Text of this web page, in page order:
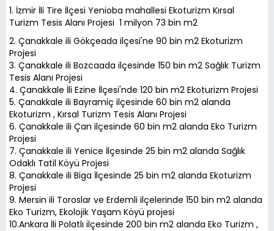
1. İzmir İli Tire İlçesi Yenioba mahallesi Ekoturizm Kırsal
Turizm Tesis Alanı Projesi 1 milyon 73 bin m2
2. Çanakkale ili Gökçeada ilçesi'ne 90 bin m2 Ekoturizm
Projesi
3. Çanakkale ili Bozcaada ilçesinde 150 bin m2 Sağlık Turizm
Tesis Alanı Projesi
4. Çanakkale İli Ezine İlçesi'nde 120 bin m2 Ekoturizm Projesi
5. Çanakkale ili Bayramiç ilçesinde 60 bin m2 alanda
Ekoturizm , Kırsal Turizm Tesis Alanı Projesi
6. Çanakkale ili Çan ilçesinde 60 bin m2 alanda Eko Turizm
Projesi
7. Çanakkale ili Yenice İlçesinde 25 bin m2 alanda Sağlık
Odaklı Tatil Köyü Projesi
8. Çanakkale ili Biga İlçesinde 25 bin m2 alanda Ekoturizm
Projesi
9. Mersin ili Toroslar ve Erdemli ilçelerinde 150 bin m2 alanda
Eko Turizm, Ekolojik Yaşam Köyü projesi
10.Ankara İli Polatlı ilçesinde 200 bin m2 alanda Eko Turizm ,